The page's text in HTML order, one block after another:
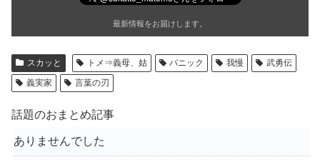
最新情報をお届けします。
スカッと トメ⇒義母、姑 パニック 我慢
武勇伝
義実家
言葉の刃
話題のおまとめ記事
ありませんでした